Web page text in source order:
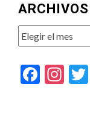
ARCHIVOS
Archivos